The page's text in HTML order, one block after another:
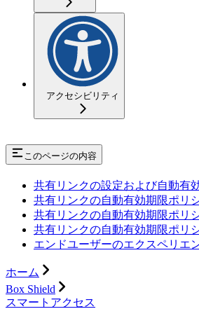
アクセシビリティ
このページの内容
共有リンクの設定および自動有
共有リンクの自動有効期限ポリ
共有リンクの自動有効期限ポリ
共有リンクの自動有効期限ポリ
エンドユーザーのエクスペリエ
ホーム
Box Shield
スマートアクセス